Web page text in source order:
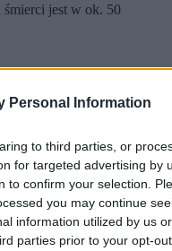
Personal Information
to third parties, or
for targeted advertising by
to confirm your selection.
you may continue
information utilized by us or
parties prior to your opt-
śmierci jest w ok. 50
papieża-Polaka Jana Pawła
życia jako daru od
rozwiązanie. I do dopina
Kościoła katolickiego.